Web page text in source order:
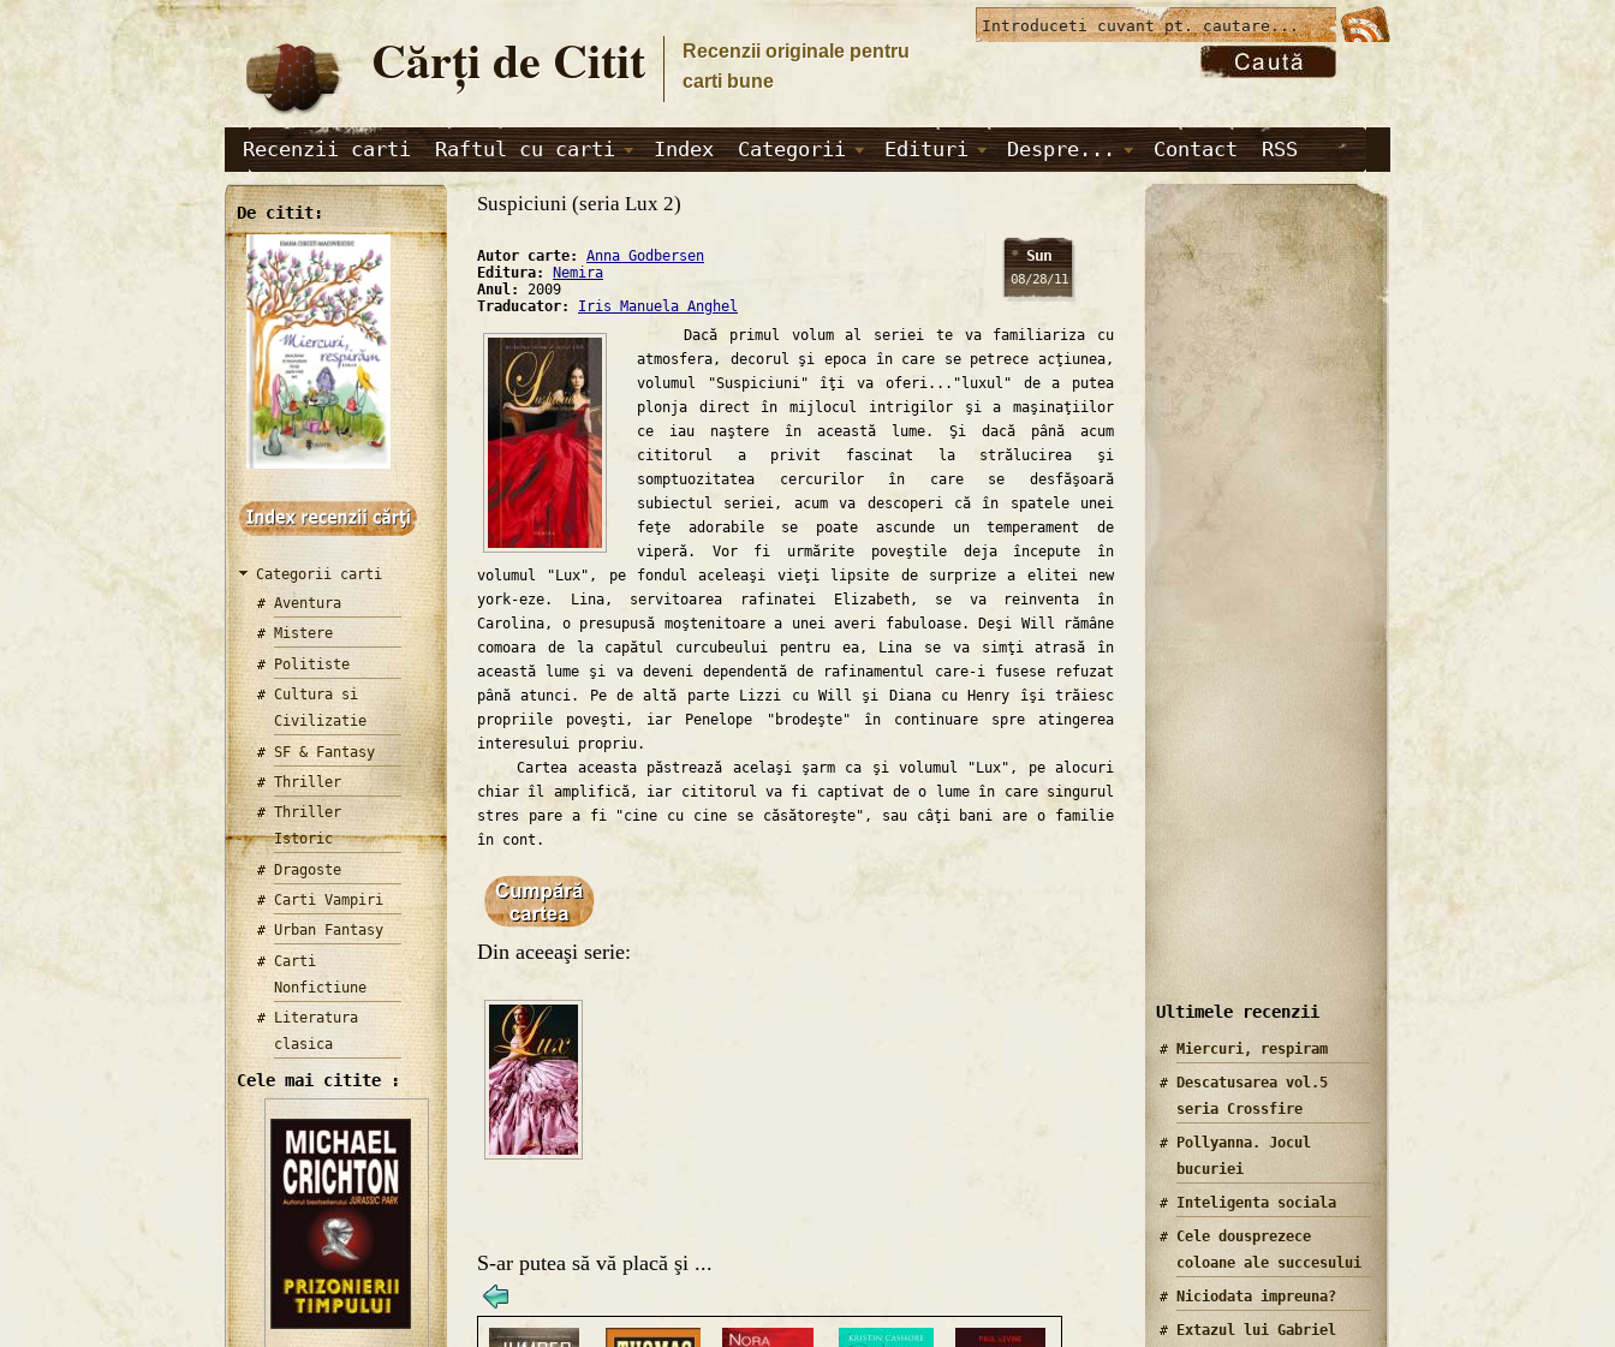
Cărţi de Citit
Recenzii originale pentru
carti bune
Recenzii carti Raftul cu carti Index Categorii Edituri Despre... Contact RSS
De citit:
Categorii carti
Aventura
Mistere
Politiste
Cultura si
Civilizatie
SF & Fantasy
Thriller
Thriller
Istoric
Dragoste
Carti Vampiri
Urban Fantasy
Carti
Nonfictiune
Literatura
clasica
Cele mai citite :
Suspiciuni (seria Lux 2)
Sun
08/28/11
Autor carte: Anna Godbersen
Editura:
Nemira
Anul: 2009
Traducator: Iris Manuela Anghel
Dacă primul volum al seriei te va familiariza cu
atmosfera, decorul şi epoca în care se petrece acţiunea,
volumul "Suspiciuni" îţi va oferi..."luxul" de a putea
plonja direct în mijlocul intrigilor şi a maşinaţiilor
ce iau naştere în această lume. Şi dacă până acum
cititorul a privit fascinat la strălucirea şi
somptuozitatea cercurilor în care se desfăşoară
subiectul seriei, acum va descoperi că în spatele unei
feţe adorabile se poate ascunde un temperament de
viperă. Vor fi urmărite poveştile deja începute în
volumul "Lux", pe fondul aceleaşi vieţi lipsite de surprize a elitei new
york-eze. Lina, servitoarea rafinatei Elizabeth, se va reinventa în
Carolina, o presupusă moştenitoare a unei averi fabuloase. Deşi Will rămâne
comoara de la capătul curcubeului pentru ea, Lina se va simţi atrasă în
această lume şi va deveni dependentă de rafinamentul care-i fusese refuzat
până atunci. Pe de altă parte Lizzi cu Will şi Diana cu Henry îşi trăiesc
propriile poveşti, iar Penelope "brodeşte" în continuare spre atingerea
interesului propriu.
Cartea aceasta păstrează acelaşi şarm ca şi volumul "Lux", pe alocuri
chiar îl amplifică, iar cititorul va fi captivat de o lume în care singurul
stres pare a fi "cine cu cine se căsătoreşte", sau câţi bani are o familie
în cont.
Din aceeaşi serie:
S-ar putea să vă placă şi ...
Ultimele recenzii
Miercuri, respiram
Descatusarea vol.5
seria Crossfire
Pollyanna. Jocul
bucuriei
Inteligenta sociala
Cele dousprezece
coloane ale succesului
Niciodata impreuna?
Extazul lui Gabriel